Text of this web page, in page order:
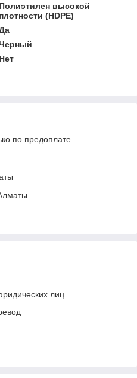
Полиэтилен высокой
плотности (HDPE)
Нет
по предоплате.
лиц